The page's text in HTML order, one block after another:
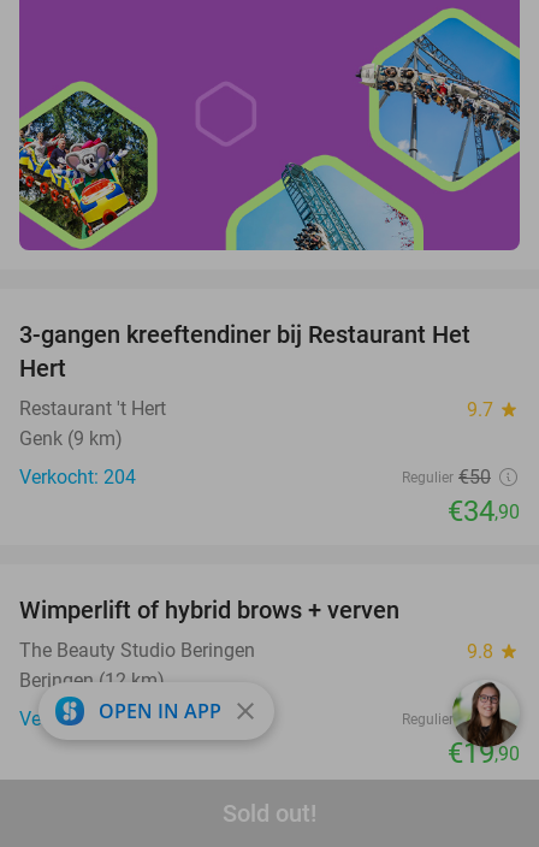
Sold out!
30%
3-gangen kreeftendiner bij Restaurant Het
Hert
Restaurant 't Hert 9.7 star
Genk (9 km)
Verkocht: 204
Regulier €50
€34,90
Wimperlift of hybrid brows + verven
The Beauty Studio Beringen 9.8 star
Beringen (12 km)
Verkocht: 71
Regulier €35
€19,90
OPEN IN APP close